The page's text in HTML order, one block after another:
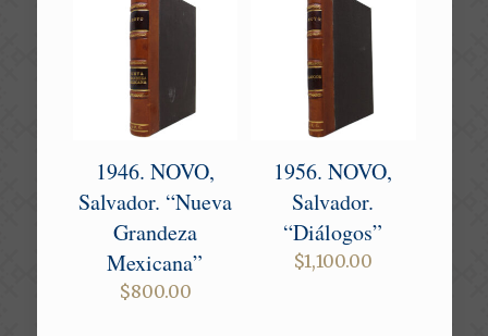
1946. NOVO,
Salvador. “Nueva
Grandeza
Mexicana”
$800.00
1956. NOVO,
Salvador.
“Diálogos”
$1,100.00